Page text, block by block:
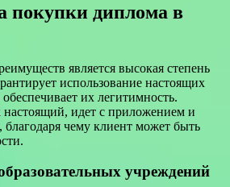
покупки диплома в
является высокая степень
использование настоящих
их легитимность.
идет с приложением и
благодаря чему клиент может быть
учреждений